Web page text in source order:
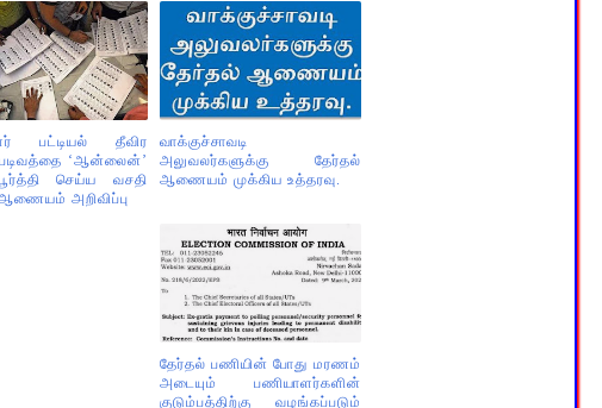
பட்டியல் தீவிர
படிவத்தை ‘ஆன்லைன்’
செய்ய வசதி
அறிவிப்பு
வாக்குச்சாவடி
அலுவலர்களுக்கு தேர்தல்
ஆணையம் முக்கிய உத்தரவு.
தேர்தல் பணியின் போது மரணம்
அடையும் பணியாளர்களின்
குடும்பத்திற்கு வழங்கப்படும்